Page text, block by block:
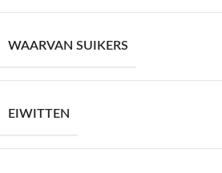
WAARVAN SUIKERS
EIWITTEN